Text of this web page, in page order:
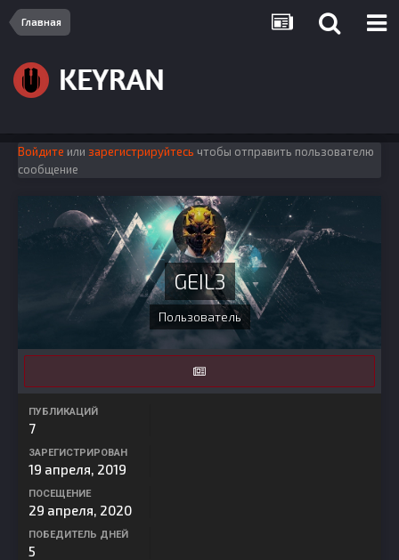
Главная
Войдите или зарегистрируйтесь чтобы отправить пользователю
сообщение
GEIL3
Пользователь
ПУБЛИКАЦИЙ
7
ЗАРЕГИСТРИРОВАН
19 апреля, 2019
ПОСЕЩЕНИЕ
29 апреля, 2020
ПОБЕДИТЕЛЬ ДНЕЙ
5